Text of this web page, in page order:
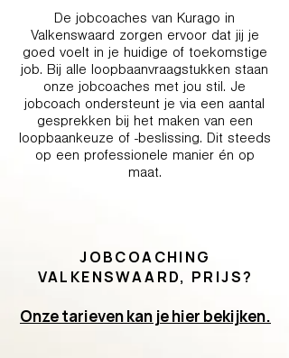
De jobcoaches van Kurago in
Valkenswaard zorgen ervoor dat jij je
goed voelt in je huidige of toekomstige
job. Bij alle loopbaanvraagstukken staan
onze jobcoaches met jou stil. Je
jobcoach ondersteunt je via een aantal
gesprekken bij het maken van een
loopbaankeuze of -beslissing. Dit steeds
op een professionele manier én op
maat.
JOBCOACHING
VALKENSWAARD, PRIJS?
Onze tarieven kan je hier bekijken.